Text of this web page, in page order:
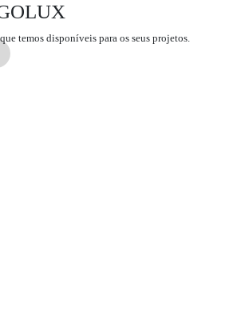
temos disponíveis para os seus projetos.